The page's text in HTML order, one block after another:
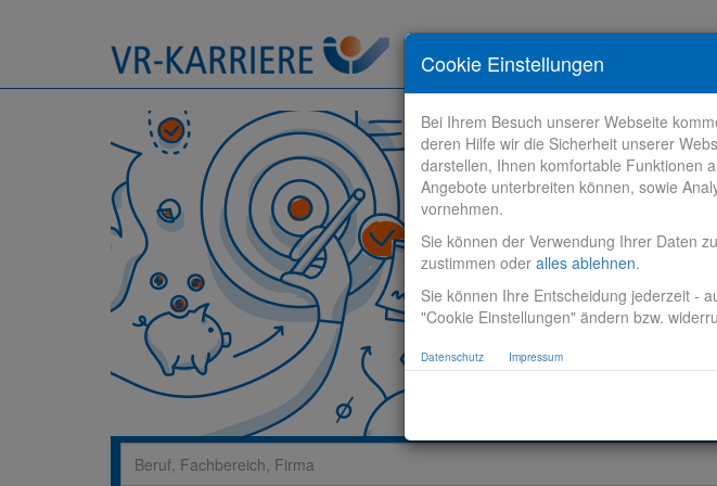
Stelle finden Bewerbungstipps
Cookie Einstellungen
Bei Ihrem Besuch unserer Webseite
deren Hilfe wir die Sicherheit unserer
darstellen, Ihnen komfortable Funktionen
Angebote unterbreiten können, sowie
vornehmen.
Sie können der Verwendung Ihrer Daten
zustimmen oder alles ablehnen.
Sie können Ihre Entscheidung jederzeit -
"Cookie Einstellungen" ändern bzw.
Datenschutz Impressum